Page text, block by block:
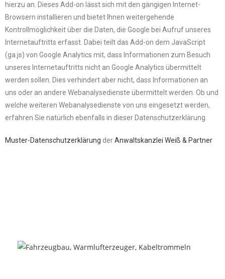
hierzu an. Dieses Add-on lässt sich mit den gängigen Internet-
Browsern installieren und bietet Ihnen weitergehende
Kontrollmöglichkeit über die Daten, die Google bei Aufruf unseres
Internetauftritts erfasst. Dabei teilt das Add-on dem JavaScript
(ga.js) von Google Analytics mit, dass Informationen zum Besuch
unseres Internetauftritts nicht an Google Analytics übermittelt
werden sollen. Dies verhindert aber nicht, dass Informationen an
uns oder an andere Webanalysedienste übermittelt werden. Ob und
welche weiteren Webanalysedienste von uns eingesetzt werden,
erfahren Sie natürlich ebenfalls in dieser Datenschutzerklärung.
Muster-Datenschutzerklärung derAnwaltskanzlei Weiß & Partner